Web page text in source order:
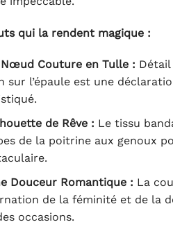
qui la rendent magique :
Nœud Couture en Tulle :
sur l’épaule est une
de Rêve : Le tissu
de la poitrine aux genoux
Douceur Romantique : La
de la féminité et de la
occasions.